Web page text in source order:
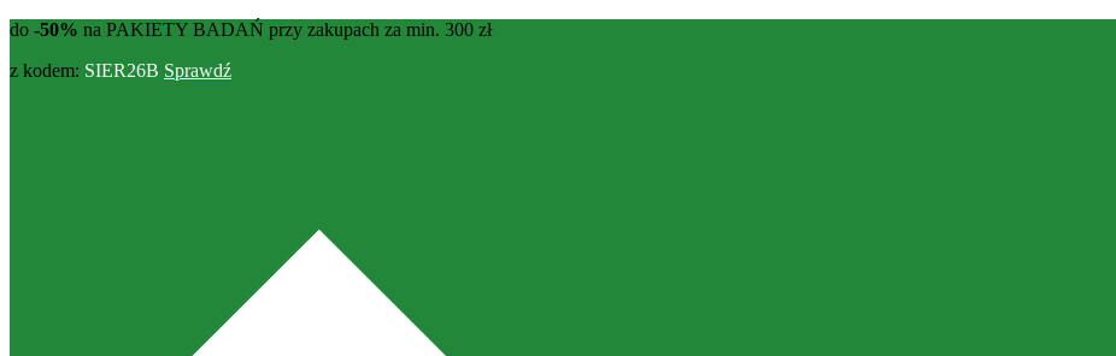
do -50% na PAKIETY BADAŃ przy zakupach za min. 300 zł
z kodem: SIER26B Sprawdź